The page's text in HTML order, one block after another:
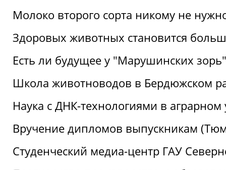
Молоко второго сорта никому не
Здоровых животных становится
Есть ли будущее у "Марушинских
Школа животноводов в Бердюжском
Наука с ДНК-технологиями в аграрном
Вручение дипломов выпускникам
Студенческий медиа-центр ГАУ